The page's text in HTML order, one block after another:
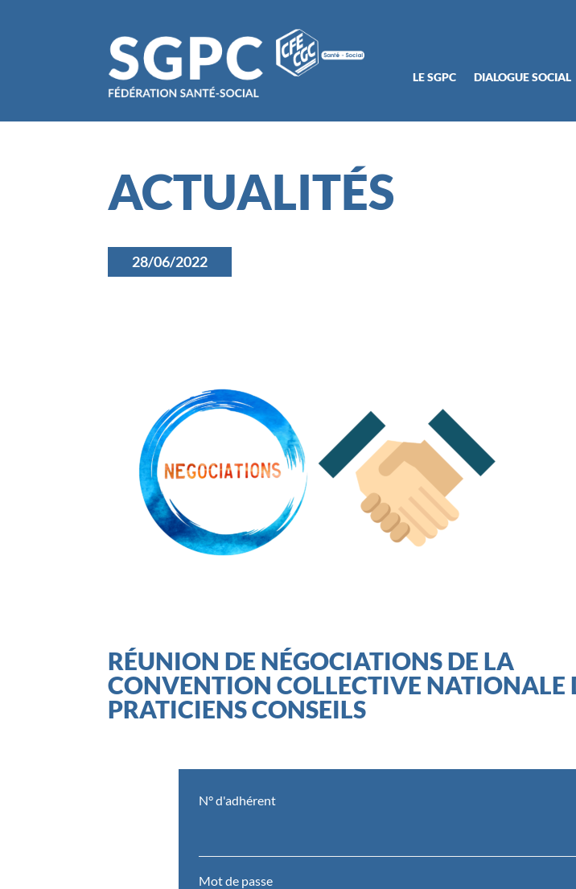
LE SGPC DIALOGUE SOCIAL
ACTUALITÉS
28/06/2022
RÉUNION DE NÉGOCIATIONS DE LA
CONVENTION COLLECTIVE NATIONALE
PRATICIENS CONSEILS
N° d'adhérent
Mot de passe